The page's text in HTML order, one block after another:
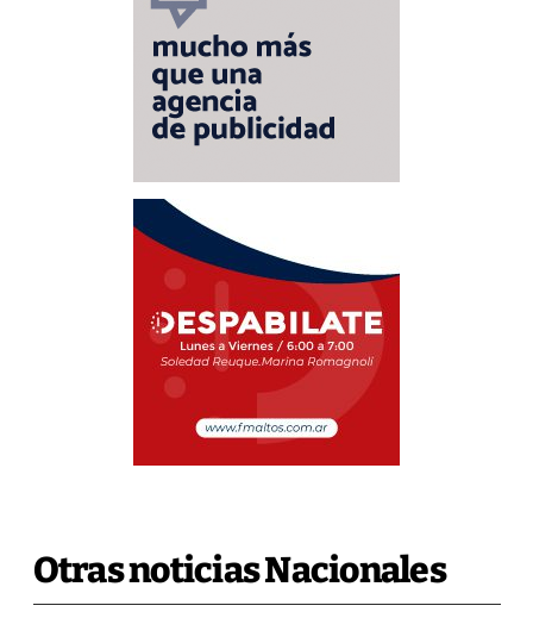
Otras noticias Nacionales